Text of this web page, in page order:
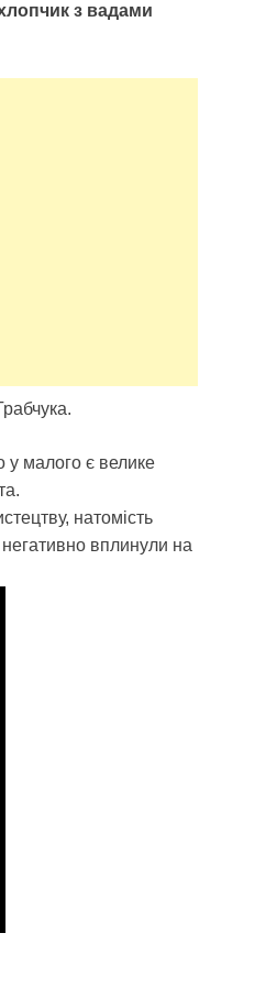
з вадами
малого є велике
натомість
вплинули на